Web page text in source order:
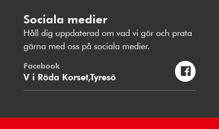
Sociala medier
Håll dig uppdaterad om vad vi gör och prata
gärna med oss på sociala medier.
Facebook
V i Röda Korset,Tyresö